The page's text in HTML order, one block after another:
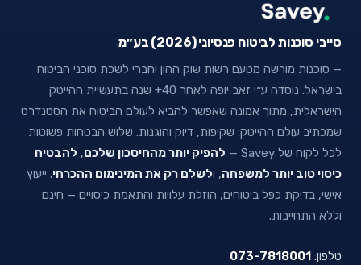
סייבי סוכנות לביטוח פנסיוני (2026) בע״מ
— סוכנות מורשה מטעם רשות שוק ההון וחברי לשכת סוכני הביטוח
בישראל. נוסדה ע״י זאב יופה לאחר 40+ שנה בתעשיית ההייטק
הישראלית, מתוך אמונה שאפשר להביא לעולם הביטוח את הסטנדרט
שמכתיב עולם ההייטק: שקיפות, דיוק והוגנות. שלוש הבטחות פשוטות
לכל לקוח של Savey —
להפיק יותר מהחיסכון שלכם, להבטיח
כיסוי טוב יותר למשפחה, ולשלם רק את המינימום ההכרחי. ייעוץ
אישי, בדיקת כפל ביטוחים, הוזלת עלויות והתאמת כיסויים — חינם
וללא התחייבות.
טלפון: 073-7818001